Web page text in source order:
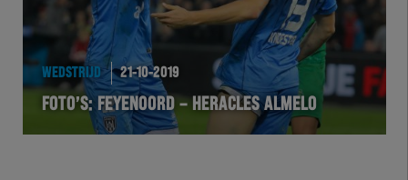
WEDSTRIJD 21-10-2019
FOTO’S: FEYENOORD – HERACLES ALMELO